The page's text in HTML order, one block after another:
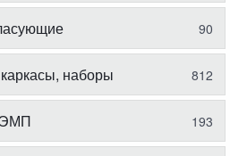
90
наборы 812
ЭМП 193